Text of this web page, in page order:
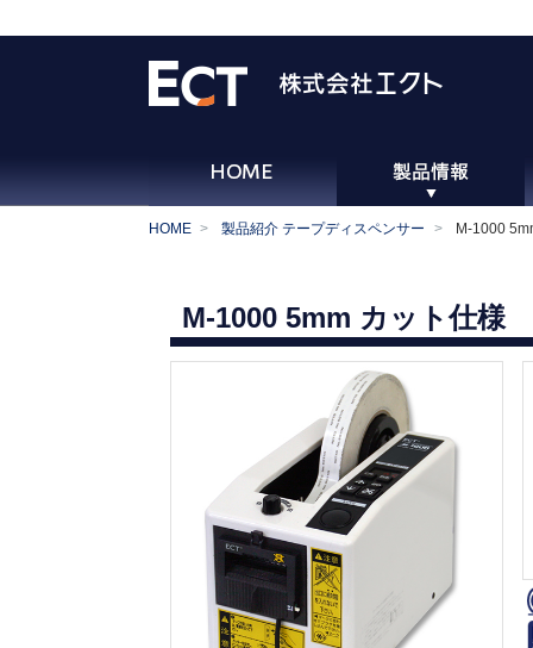
HOME 製品紹介 テープディスペンサー M-1000
M-1000 5mm カット仕様